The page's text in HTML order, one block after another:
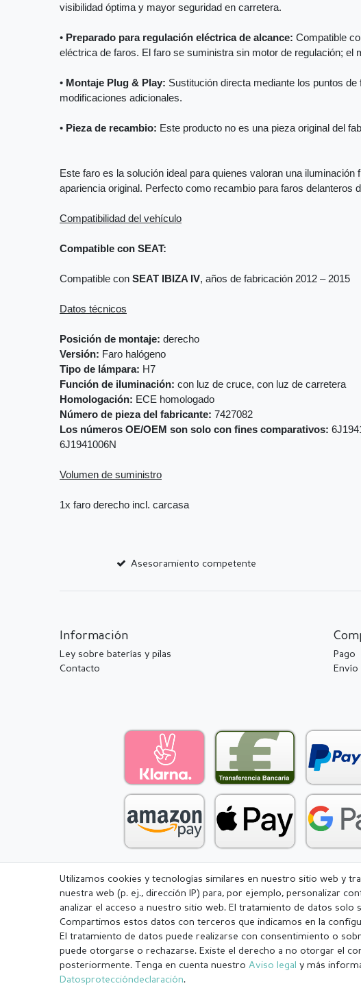
visibilidad óptima y mayor seguridad en carretera.
• Preparado para regulación eléctrica de alcance: Compatible
eléctrica de faros. El faro se suministra sin motor de regulación; el
• Montaje Plug & Play: Sustitución directa mediante los puntos
modificaciones adicionales.
• Pieza de recambio: Este producto no es una pieza original del
Este faro es la solución ideal para quienes valoran una iluminación
apariencia original. Perfecto como recambio para faros delanteros
Compatibilidad del vehículo
Compatible con SEAT:
Compatible con SEAT IBIZA IV, años de fabricación 2012 – 2015
Datos técnicos
Posición de montaje: derecho
Versión: Faro halógeno
Tipo de lámpara: H7
Función de iluminación: con luz de cruce, con luz de carretera
Homologación: ECE homologado
Número de pieza del fabricante: 7427082
Los números OE/OEM son solo con fines comparativos:
6J1941006N
Volumen de suministro
1x faro derecho incl. carcasa
Asesoramiento competente
Información
Ley sobre baterías y pilas
Contacto
Pago
Envío
Aviso legal Política de Privacidad
¹ Todos los pedidos pagados hasta las 14:00 se envían el mismo día (lunes-
.
Utilizamos cookies y tecnologías similares en nuestro sitio web y
nuestra web (p. ej., dirección IP) para, por ejemplo, personalizar
analizar el acceso a nuestro sitio web. El tratamiento de datos solo
Compartimos estos datos con terceros que indicamos en la
El tratamiento de datos puede realizarse con consentimiento o
puede otorgarse o rechazarse. Existe el derecho a no otorgar el
posteriormente. Tenga en cuenta nuestro Aviso legal y más
Datos­protección­declaración.